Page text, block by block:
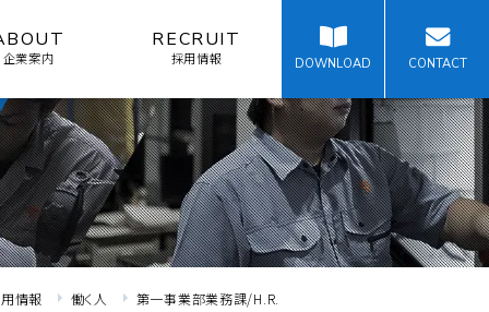
企業案内
RECRUIT
採用情報 DOWNLOAD CONTACT
情報 働く人 第一事業部業務課/H.R.